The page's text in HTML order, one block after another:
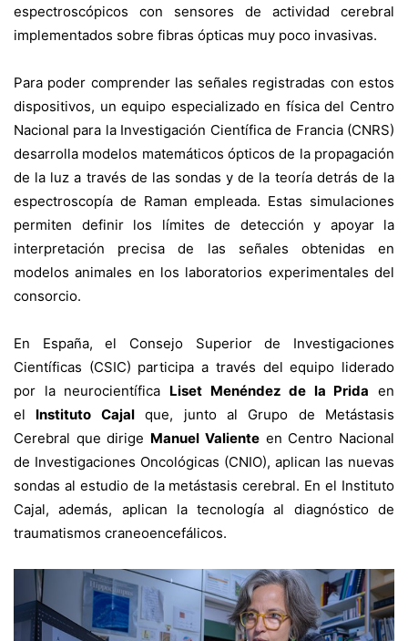
espectroscópicos con sensores de actividad cerebral
implementados sobre fibras ópticas muy poco invasivas.
Para poder comprender las señales registradas con estos
dispositivos, un equipo especializado en física del Centro
Nacional para la Investigación Científica de Francia (CNRS)
desarrolla modelos matemáticos ópticos de la propagación
de la luz a través de las sondas y de la teoría detrás de la
espectroscopía de Raman empleada. Estas simulaciones
permiten definir los límites de detección y apoyar la
interpretación precisa de las señales obtenidas en
modelos animales en los laboratorios experimentales del
consorcio.
En España, el Consejo Superior de Investigaciones
Científicas (CSIC) participa a través del equipo liderado
por la neurocientífica Liset Menéndez de la Prida en
el Instituto Cajalque, junto al Grupo de Metástasis
Cerebral que dirige Manuel Valienteen Centro Nacional
de Investigaciones Oncológicas (CNIO), aplican las nuevas
sondas al estudio de la metástasis cerebral. En el Instituto
Cajal, además, aplican la tecnología al diagnóstico de
traumatismos craneoencefálicos.